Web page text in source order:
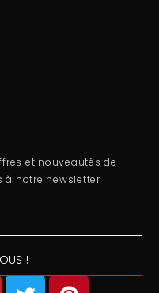
et nouveautés de
à notre newsletter
!
T P